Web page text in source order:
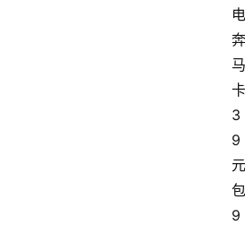
电
奔
马
卡
3
9
元
包
9